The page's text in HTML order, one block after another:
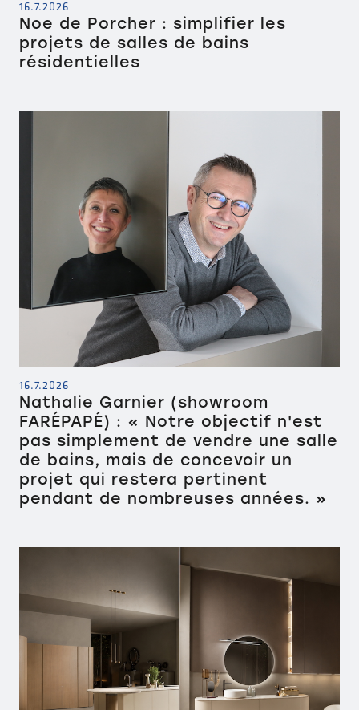
16.7.2026
Noe de Porcher : simplifier les
projets de salles de bains
résidentielles
16.7.2026
Nathalie Garnier (showroom
FARÉPAPÉ) : « Notre objectif n'est
pas simplement de vendre une salle
de bains, mais de concevoir un
projet qui restera pertinent
pendant de nombreuses années. »